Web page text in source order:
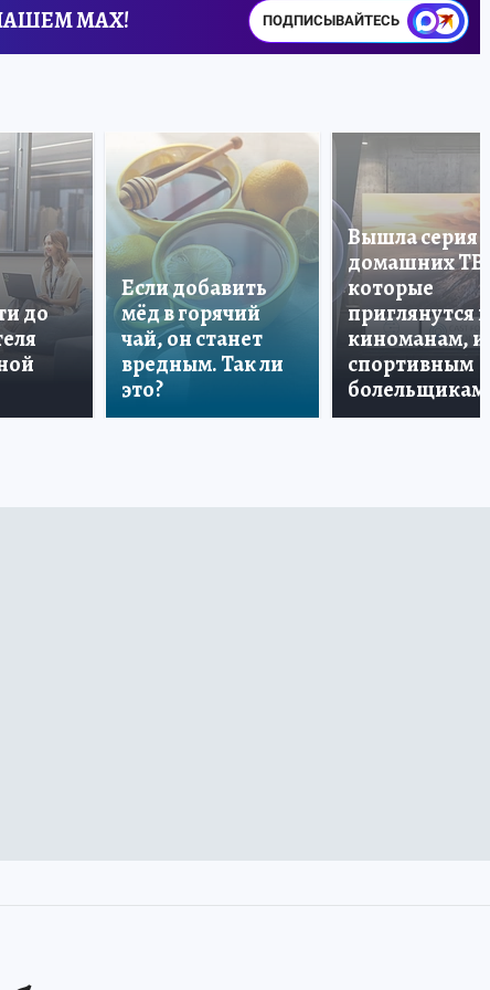
MAX! ПОДПИСЫВАЙТЕСЬ
до
Если добавить
мёд в горячий
чай, он станет
вредным. Так ли
это?
Вышла серия
домашних ТВ,
которые
приглянутся и
киноманам, и
спортивным
болельщикам